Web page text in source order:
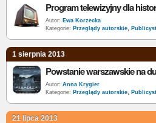
Autor: Ewa Korzecka
Kategorie: Przeglądy autorskie,
1 sierpnia 2013
Autor: Anna Krygier
Kategorie: Przeglądy autorskie,
21 lipca 2013